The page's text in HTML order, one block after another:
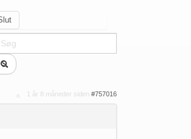
1 år 8 måneder siden #757016